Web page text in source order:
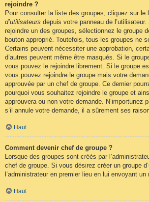
rejoindre ?
Pour consulter la liste des groupes, cliquez sur le
d’utilisateurs depuis votre panneau de
rejoindre un des groupes, sélectionnez le groupe
bouton approprié. Toutefois, tous les groupes ne
Certains peuvent nécessiter une approbation,
d’autres peuvent même être masqués. Si le
vous pouvez le rejoindre librement. Si le groupe
vous pouvez rejoindre le groupe mais votre
approuvée par un chef de groupe. Ce dernier
pourquoi vous souhaitez rejoindre le groupe et
approuvera ou non votre demande. N’importunez
s’il annule votre demande, il a sûrement ses
Haut
Comment devenir chef de groupe ?
Lorsque des groupes sont créés par
chef de groupe. Si vous désirez créer un groupe
l’administrateur en premier lieu en lui envoyant
Haut